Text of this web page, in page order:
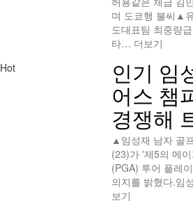
며 도쿄행 불씨▲
도대표팀 최중량
타… 더보기
Hot
인기 임
어스 챔
경쟁해
▲임성재 남자 골
(23)가 '제5의 메
(PGA) 투어 플레
의지를 밝혔다.임
보기